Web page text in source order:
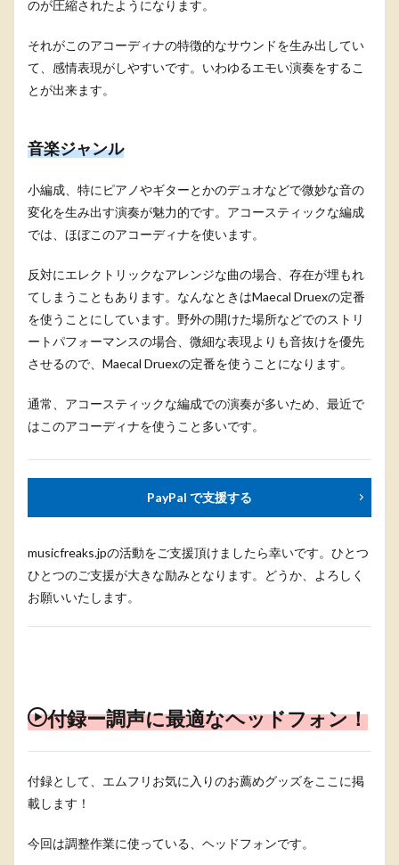
のが圧縮されたようになります。
それがこのアコーディナの特徴的なサウンドを生み出してい
て、感情表現がしやすいです。いわゆるエモい演奏をするこ
とが出来ます。
音楽ジャンル
小編成、特にピアノやギターとかのデュオなどで微妙な音の
変化を生み出す演奏が魅力的です。アコースティックな編成
では、ほぼこのアコーディナを使います。
反対にエレクトリックなアレンジな曲の場合、存在が埋もれ
てしまうこともあります。なんなときはMaecal Druexの定番
を使うことにしています。野外の開けた場所などでのストリ
ートパフォーマンスの場合、微細な表現よりも音抜けを優先
させるので、Maecal Druexの定番を使うことになります。
通常、アコースティックな編成での演奏が多いため、最近で
はこのアコーディナを使うこと多いです。
PayPal で支援する
musicfreaks.jpの活動をご支援頂けましたら幸いです。ひとつ
ひとつのご支援が大きな励みとなります。どうか、よろしく
お願いいたします。
付録ー調声に最適なヘッドフォン！
付録として、エムフリお気に入りのお薦めグッズをここに掲
載します！
今回は調整作業に使っている、ヘッドフォンです。